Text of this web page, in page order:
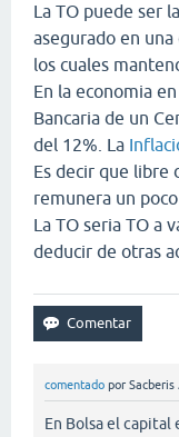
La TO puede ser
asegurado en
los cuales
En la economia
Bancaria de un
del 12%. La
Es decir que libre
remunera un
La TO seria TO a
deducir de otras
comentado por Sacberis
En Bolsa el capital